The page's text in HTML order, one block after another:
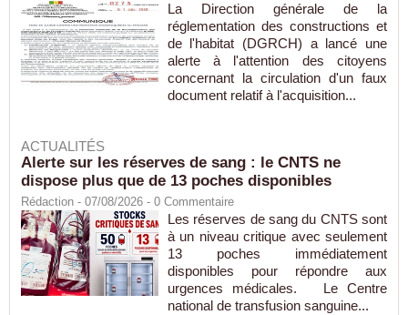
La Direction générale de la
réglementation des constructions et
de l'habitat (DGRCH) a lancé une
alerte à l'attention des citoyens
concernant la circulation d'un faux
document relatif à l'acquisition...
ACTUALITÉS
Alerte sur les réserves de sang : le CNTS ne
dispose plus que de 13 poches disponibles
Rédaction - 07/08/2026 - 0 Commentaire
Les réserves de sang du CNTS sont
à un niveau critique avec seulement
13 poches immédiatement
disponibles pour répondre aux
urgences médicales. Le Centre
national de transfusion sanguine...